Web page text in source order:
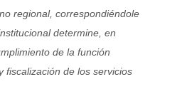
regional, correspondiéndole
determine, en
de la función
fiscalización de los servicios